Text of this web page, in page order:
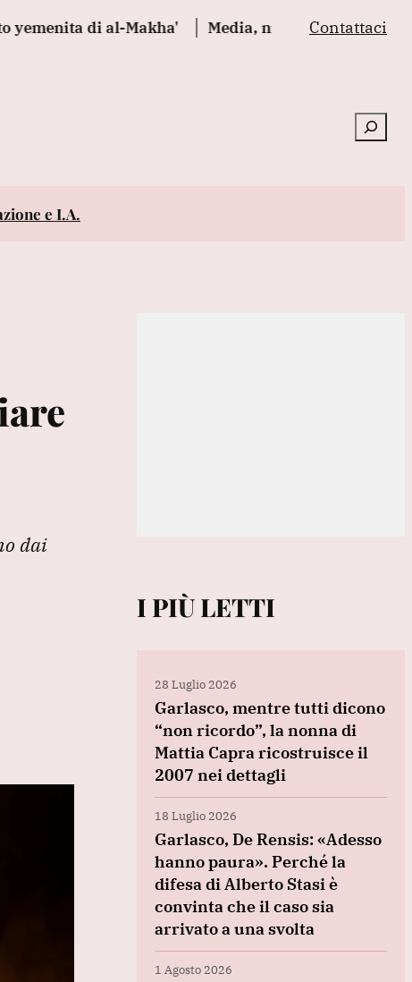
di al-Makha' Media, nuova incursioneContattaci
Cerca
e I.A.
dai
I PIÙ LETTI
28 Luglio 2026
Garlasco, mentre tutti dicono
“non ricordo”, la nonna di
Mattia Capra ricostruisce il
2007 nei dettagli
18 Luglio 2026
Garlasco, De Rensis: «Adesso
hanno paura». Perché la
difesa di Alberto Stasi è
convinta che il caso sia
arrivato a una svolta
1 Agosto 2026